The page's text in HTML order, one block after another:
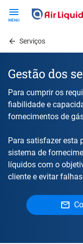
contentServiços
Gestão dos
Para cumprir os
fiabilidade e
fornecimentos de
Para satisfazer esta
sistema de
líquidos com o
cliente e evitar